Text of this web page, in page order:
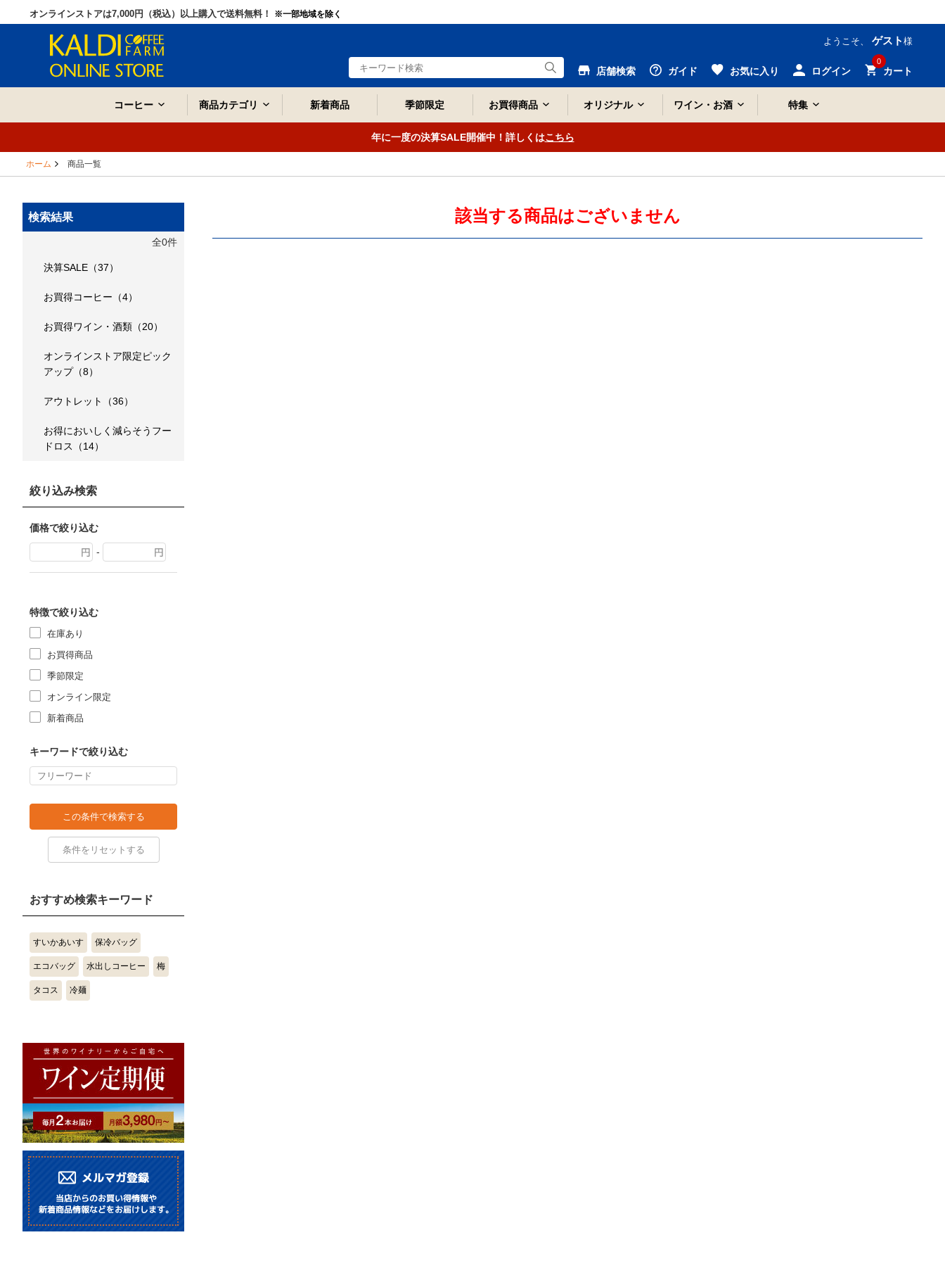
オンラインストアは7,000円（税込）以上購入で送料無料！ ※一部地域を除く
ようこそ、 ゲスト 様
店舗検索 ガイド お気に入り ログイン
0
カート
コーヒー 商品カテゴリ 新着商品 季節限定 お買得商品 オリジナル ワイン・お酒 特集
年に一度の決算SALE開催中！詳しくはこちら
ホーム 商品一覧
該当する商品はございません
検索結果
全0件
決算SALE（37）
お買得コーヒー（4）
お買得ワイン・酒類（20）
オンラインストア限定ピック
アップ（8）
アウトレット（36）
お得においしく減らそうフー
ドロス（14）
絞り込み検索
価格で絞り込む
-
特徴で絞り込む
在庫あり
お買得商品
季節限定
オンライン限定
新着商品
キーワードで絞り込む
おすすめ検索キーワード
すいかあいす 保冷バッグ
エコバッグ 水出しコーヒー 梅
タコス 冷麺